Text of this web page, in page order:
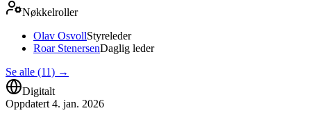
Nøkkelroller
Olav OsvollStyreleder
Roar StenersenDaglig leder
Se alle (11) →
Digitalt
Oppdatert 4. jan. 2026